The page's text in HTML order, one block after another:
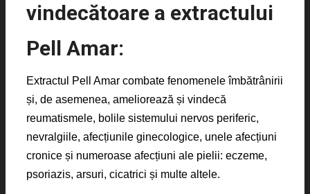
vindecătoare a extractului
Pell Amar:
Extractul Pell Amar combate fenomenele îmbătrânirii
și, de asemenea, ameliorează și vindecă
reumatismele, bolile sistemului nervos periferic,
nevralgiile, afecțiunile ginecologice, unele afecțiuni
cronice și numeroase afecțiuni ale pielii: eczeme,
psoriazis, arsuri, cicatrici și multe altele.